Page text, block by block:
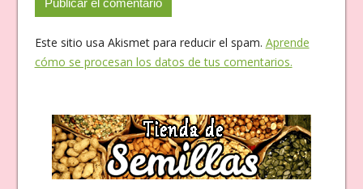
Este sitio usa Akismet para reducir el spam. Aprende
cómo se procesan los datos de tus comentarios.